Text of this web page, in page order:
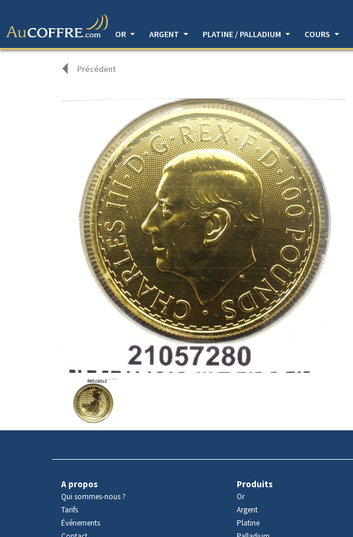
OR
ARGENT PLATINE / PALLADIUM COURS
Précédent
produit
A propos
Qui sommes-nous ?
Tarifs
Événements
Produits
Or
Argent
Platine